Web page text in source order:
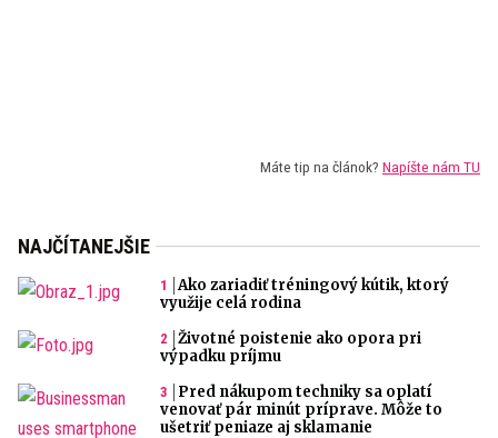
Máte tip na článok? Napíšte nám TU
NAJČÍTANEJŠIE
Ako zariadiť tréningový kútik, ktorý
využije celá rodina
Životné poistenie ako opora pri
výpadku príjmu
Pred nákupom techniky sa oplatí
venovať pár minút príprave. Môže to
ušetriť peniaze aj sklamanie